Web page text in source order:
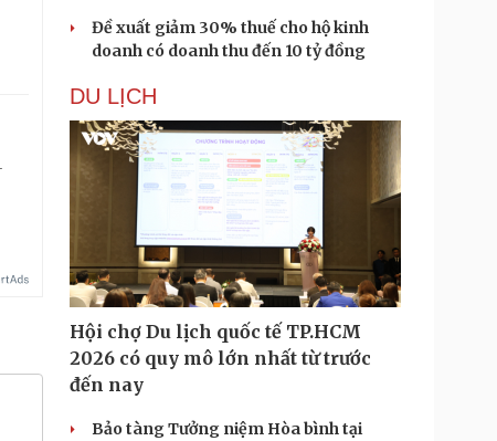
Đề xuất giảm 30% thuế cho hộ kinh
doanh có doanh thu đến 10 tỷ đồng
DU LỊCH
Hội chợ Du lịch quốc tế TP.HCM
2026 có quy mô lớn nhất từ trước
đến nay
Bảo tàng Tưởng niệm Hòa bình tại